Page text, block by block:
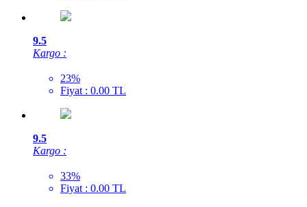
9.5
Kargo :
23%
Fiyat : 0.00 TL
9.5
Kargo :
33%
Fiyat : 0.00 TL